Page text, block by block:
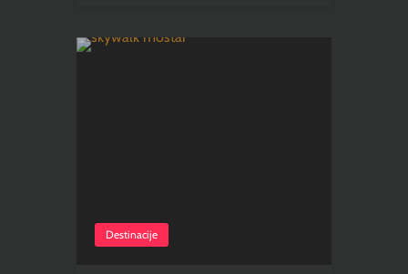
Destinacije